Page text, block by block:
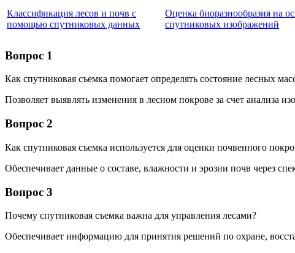
Классификация лесов и почв с
помощью спутниковых данных
Оценка биоразнообразия на
спутниковых изображений
Вопрос 1
Как спутниковая съемка помогает определять состояние лесных
Позволяет выявлять изменения в лесном покрове за счет анализа
Вопрос 2
Как спутниковая съемка используется для оценки почвенного
Обеспечивает данные о составе, влажности и эрозии почв через
Вопрос 3
Почему спутниковая съемка важна для управления лесами?
Обеспечивает информацию для принятия решений по охране,